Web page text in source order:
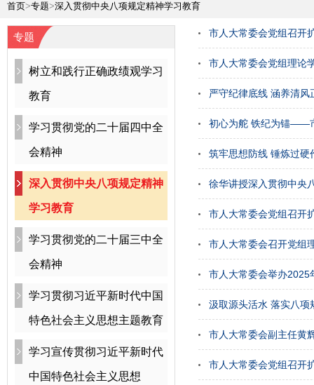
首页>专题>深入贯彻中央八项规定精神学习教育
专题
树立和践行正确政绩观学习
教育
学习贯彻党的二十届四中全
会精神
深入贯彻中央八项规定精神
学习教育
学习贯彻党的二十届三中全
会精神
学习贯彻习近平新时代中国
特色社会主义思想主题教育
学习宣传贯彻习近平新时代
中国特色社会主义思想
市人大常委会党组召开
市人大常委会党组理论
严守纪律底线 涵养清
初心为舵 铁纪为锚——
筑牢思想防线 锤炼过
徐华讲授深入贯彻中央
市人大常委会党组召开
市人大常委会召开党组
市人大常委会举办2025
汲取源头活水 落实八项
市人大常委会副主任黄
市人大常委会党组召开